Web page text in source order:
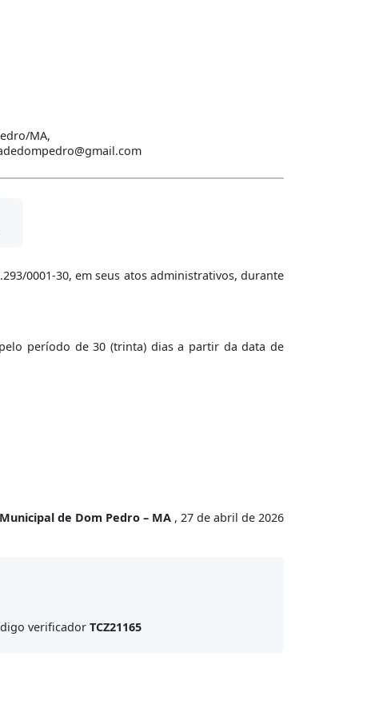
MA,
0001-30, em seus atos administrativos, durante
período de 30 (trinta) dias a partir da data de
de Dom Pedro – MA , 27 de abril de 2026
verificador TCZ21165